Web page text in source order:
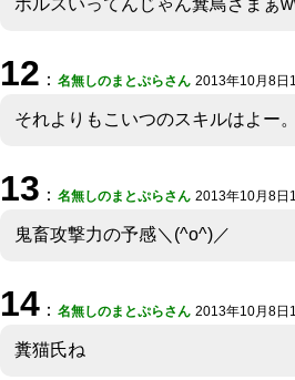
12 ： 名無しのまとぷらさん 2013年10月8日
それよりもこいつのスキルはよー。
13 ： 名無しのまとぷらさん 2013年10月8日
鬼畜攻撃力の予感＼(^o^)／
14 ： 名無しのまとぷらさん 2013年10月8日
糞猫氏ね